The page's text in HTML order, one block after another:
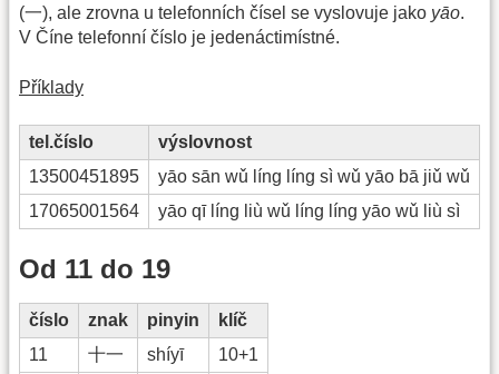
(一), ale zrovna u telefonních čísel se vyslovuje jako yāo.
V Číne telefonní číslo je jedenáctimístné.
Příklady
tel.číslo
výslovnost
13500451895
yāo sān wǔ líng líng sì wǔ yāo bā jiǔ wǔ
17065001564
yāo qī líng liù wǔ líng líng yāo wǔ liù sì
Od 11 do 19
číslo znak pinyin
klíč
11
十一 shíyī
10+1